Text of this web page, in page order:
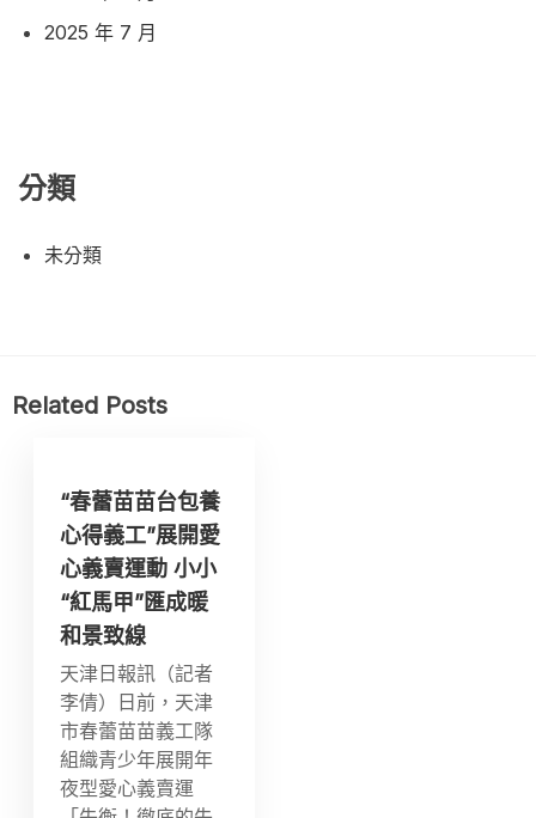
2025 年 7 月
分類
未分類
Related Posts
“春蕾苗苗台包養
心得義工”展開愛
心義賣運動 小小
“紅馬甲”匯成暖
和景致線
天津日報訊（記者
李倩）日前，天津
市春蕾苗苗義工隊
組織青少年展開年
夜型愛心義賣運